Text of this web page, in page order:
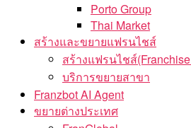
Porto Group
Thai Market
สร้างและขยายแฟรนไชส์
สร้างแฟรนไชส์
บริการขยายสาขา
Franzbot AI Agent
ขยายต่างประเทศ